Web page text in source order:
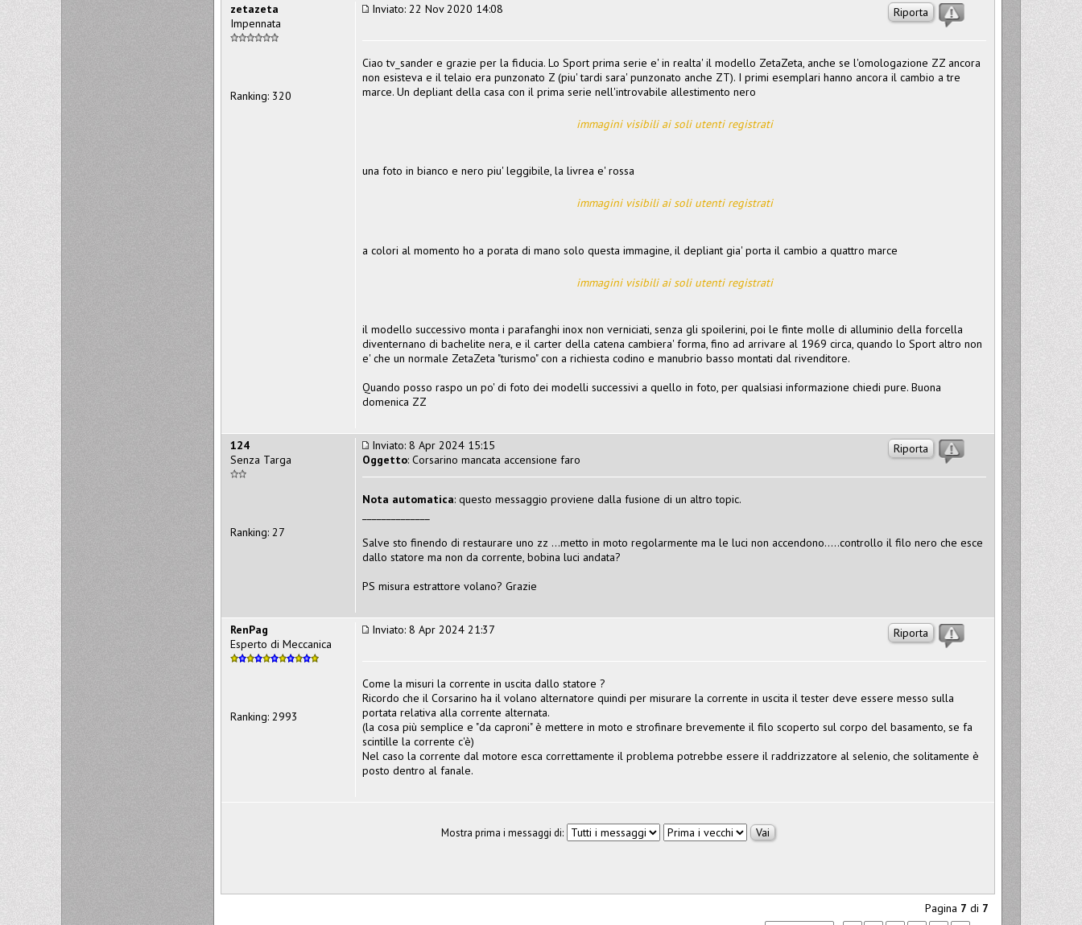
Riporta
Inviato: 22 Nov 2020 14:08
Ciao tv_sander e grazie per la fiducia. Lo Sport prima serie e' in realta' il modello ZetaZeta, anche se l'omologazione ZZ ancora
non esisteva e il telaio era punzonato Z (piu' tardi sara' punzonato anche ZT). I primi esemplari hanno ancora il cambio a tre
marce. Un depliant della casa con il prima serie nell'introvabile allestimento nero
immagini visibili ai soli utenti registrati
una foto in bianco e nero piu' leggibile, la livrea e' rossa
immagini visibili ai soli utenti registrati
a colori al momento ho a porata di mano solo questa immagine, il depliant gia' porta il cambio a quattro marce
immagini visibili ai soli utenti registrati
il modello successivo monta i parafanghi inox non verniciati, senza gli spoilerini, poi le finte molle di alluminio della forcella
diventernano di bachelite nera, e il carter della catena cambiera' forma, fino ad arrivare al 1969 circa, quando lo Sport altro non
e' che un normale ZetaZeta "turismo" con a richiesta codino e manubrio basso montati dal rivenditore.
Quando posso raspo un po' di foto dei modelli successivi a quello in foto, per qualsiasi informazione chiedi pure. Buona
domenica ZZ
zetazeta
Impennata
Ranking: 320
Riporta
Inviato: 8 Apr 2024 15:15
Oggetto: Corsarino mancata accensione faro
Nota automatica: questo messaggio proviene dalla fusione di un altro topic.
Salve sto finendo di restaurare uno zz ...metto in moto regolarmente ma le luci non accendono.....controllo il filo nero che esce
dallo statore ma non da corrente, bobina luci andata?
PS misura estrattore volano? Grazie
124
Senza Targa
Ranking: 27
Riporta
Inviato: 8 Apr 2024 21:37
Come la misuri la corrente in uscita dallo statore ?
Ricordo che il Corsarino ha il volano alternatore quindi per misurare la corrente in uscita il tester deve essere messo sulla
portata relativa alla corrente alternata.
(la cosa più semplice e "da caproni" è mettere in moto e strofinare brevemente il filo scoperto sul corpo del basamento, se fa
scintille la corrente c'è)
Nel caso la corrente dal motore esca correttamente il problema potrebbe essere il raddrizzatore al selenio, che solitamente è
posto dentro al fanale.
RenPag
Esperto di Meccanica
Ranking: 2993
Mostra prima i messaggi di:
Pagina 7 di 7